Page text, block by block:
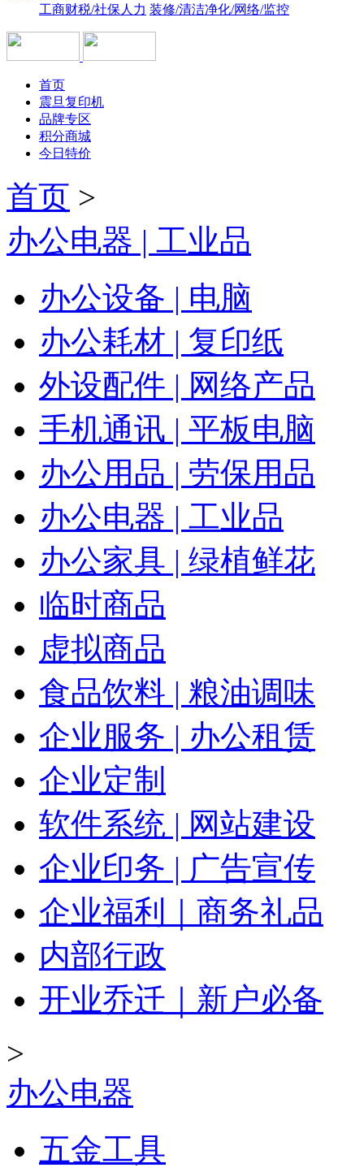
工商财税/社保人力 装修/清洁净化/网络/监控
首页
震旦复印机
品牌专区
积分商城
今日特价
首页 >
办公电器 | 工业品
办公设备 | 电脑
办公耗材 | 复印纸
外设配件 | 网络产品
手机通讯 | 平板电脑
办公用品 | 劳保用品
办公电器 | 工业品
办公家具 | 绿植鲜花
临时商品
虚拟商品
食品饮料 | 粮油调味
企业服务 | 办公租赁
企业定制
软件系统 | 网站建设
企业印务 | 广告宣传
企业福利｜商务礼品
内部行政
开业乔迁｜新户必备
>
办公电器
五金工具